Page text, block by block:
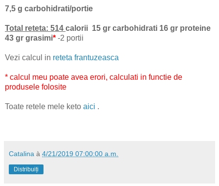
7,5 g carbohidrati/portie
Total reteta: 514 calorii 15 gr carbohidrati 16 gr proteine
43 gr grasimi* -2 portii
Vezi calcul in reteta frantuzeasca
* calcul meu poate avea erori, calculati in functie de
produsele folosite
Toate retele mele keto aici .
Catalina à 4/21/2019 07:00:00 a.m.
Distribuiți